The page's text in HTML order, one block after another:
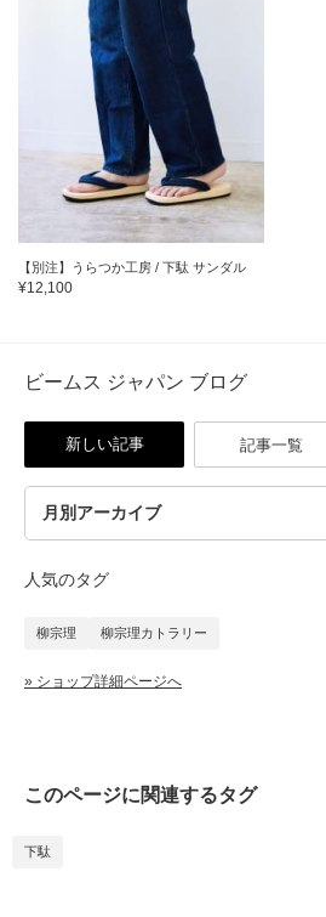
【別注】うらつか工房 / 下駄 サンダル
¥12,100
ビームス ジャパン ブログ
新しい記事 記事一覧
人気のタグ
柳宗理 柳宗理カトラリー
» ショップ詳細ページへ
このページに関連するタグ
下駄